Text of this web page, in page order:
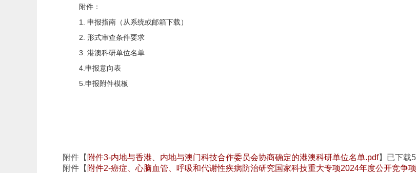
附件：
1. 申报指南 （ 从系统或邮箱下载）
2. 形式审查条件要求
3. 港澳科研单位名单
4.申报意向表
5.申报附件模板
附件【 附件3-内地与香港、内地与澳门科技合作委员会协商确定的港澳科研单位名单.pdf】已下载
附件【 附件2-癌症、心脑血管、呼吸和代谢性疾病防治研究国家科技重大专项2024年度公开竞争